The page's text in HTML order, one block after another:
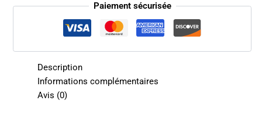
Paiement sécurisée
Description
Informations complémentaires
Avis (0)